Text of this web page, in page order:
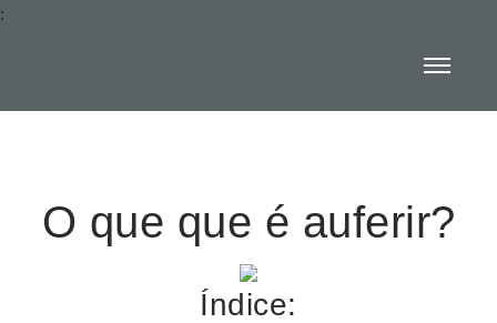
:
O que que é auferir?
Índice: